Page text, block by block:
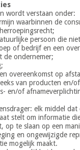
wordt verstaan onder:
waarbinnen de
persoon die
of bedrijf en een
de ondernemer;
overeenkomst op
van producten en/
en/of
elk middel dat
stelt om informatie
op te slaan op een
en ongewijzigde
mogelijk maakt.